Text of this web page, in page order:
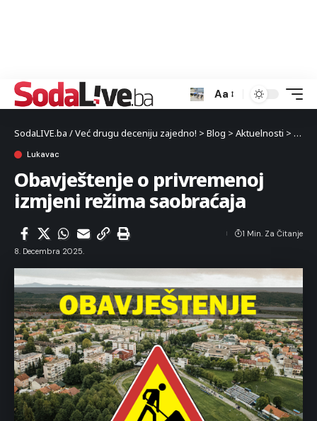
Aa
SodaLIVE.ba / Već drugu deceniju zajedno! > Blog > Aktuelnosti >
Lukavac
Obavještenje o privremenoj
izmjeni režima saobraćaja
8. Decembra 2025.
1 Min. Za Čitanje